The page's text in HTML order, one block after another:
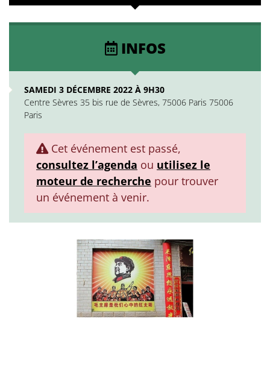
INFOS
SAMEDI 3 DÉCEMBRE 2022 À 9H30
Centre Sèvres 35 bis rue de Sèvres, 75006 Paris 75006
Paris
Cet événement est passé,
consultez l’agenda ou utilisez le
moteur de recherche pour trouver
un événement à venir.